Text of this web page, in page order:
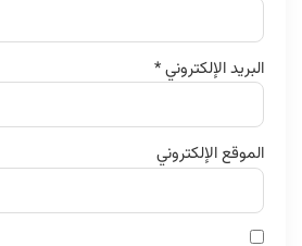
البريد الإلكتروني*
الموقع الإلكتروني